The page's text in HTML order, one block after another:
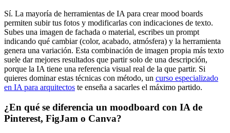
Sí. La mayoría de herramientas de IA para crear mood boards
permiten subir tus fotos y modificarlas con indicaciones de texto.
Subes una imagen de fachada o material, escribes un prompt
indicando qué cambiar (color, acabado, atmósfera) y la herramienta
genera una variación. Esta combinación de imagen propia más texto
suele dar mejores resultados que partir solo de una descripción,
porque la IA tiene una referencia visual real de la que partir. Si
quieres dominar estas técnicas con método, un curso especializado
en IA para arquitectos te enseña a sacarles el máximo partido.
¿En qué se diferencia un moodboard con IA de
Pinterest, FigJam o Canva?